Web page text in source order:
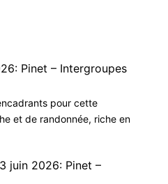
Pinet – Intergroupes
pour cette
et de randonnée, riche en
juin 2026: Pinet –